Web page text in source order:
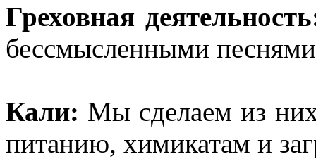
Греховная
бессмысленными
Кали: Мы сделаем из них
питанию, химикатам и